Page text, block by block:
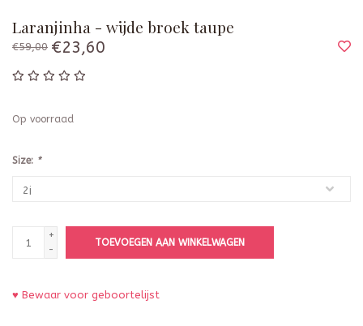
Laranjinha - wijde broek taupe
€59,00 €23,60
Op voorraad
Size: *
+
-
TOEVOEGEN AAN WINKELWAGEN
♥ Bewaar voor geboortelijst